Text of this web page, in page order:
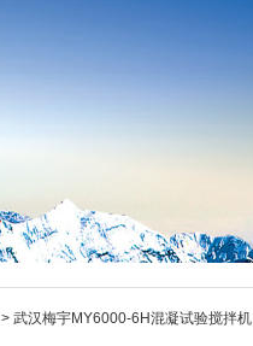
> 武汉梅宇MY6000-6H混凝试验搅拌机